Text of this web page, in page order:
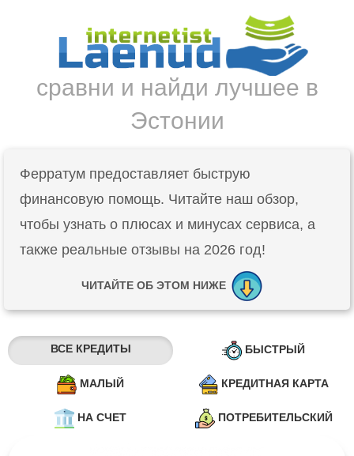
сравни и найди лучшее в
Эстонии
Ферратум предоставляет быструю
финансовую помощь. Читайте наш обзор,
чтобы узнать о плюсах и минусах сервиса, а
также реальные отзывы на 2026 год!
ЧИТАЙТЕ ОБ ЭТОМ НИЖЕ
ВСЕ КРЕДИТЫ БЫСТРЫЙ
МАЛЫЙ КРЕДИТНАЯ КАРТА
НА СЧЕТ ПОТРЕБИТЕЛЬСКИЙ